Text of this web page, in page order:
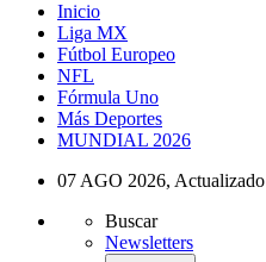
Inicio
Liga MX
Fútbol Europeo
NFL
Fórmula Uno
Más Deportes
MUNDIAL 2026
07 AGO 2026, Actualizado
Buscar
Newsletters